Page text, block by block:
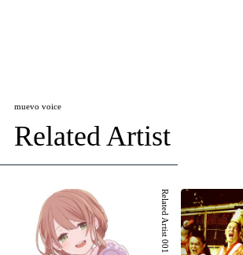
muevo voice
Related Artist
Related Artist 001